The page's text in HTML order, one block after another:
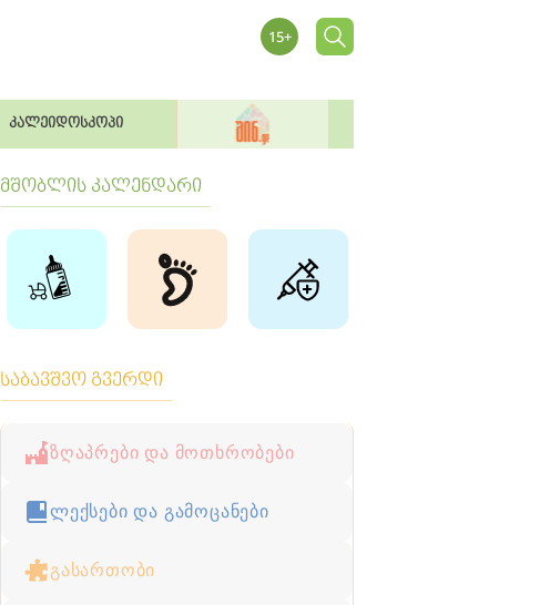
კალეიდოსკოპი
მშობლის კალენდარი
საბავშვო გვერდი
ზღაპრები და მოთხრობები
ლექსები და გამოცანები
გასართობი